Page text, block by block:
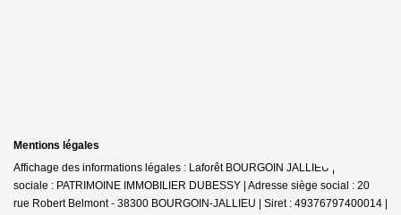
Mentions légales
Affichage des informations légales : Laforêt BOURGOIN JALLIEU | Raison
sociale : PATRIMOINE IMMOBILIER DUBESSY | Adresse siège social : 20
rue Robert Belmont - 38300 BOURGOIN-JALLIEU | Siret : 49376797400014 |